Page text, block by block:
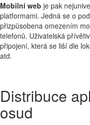
Mobilní web je pak
platformami. Jedná se o
přizpůsobena omezením
telefonů. Uživatelská
připojení, která se liší dle
atd.
Distribuce
osud